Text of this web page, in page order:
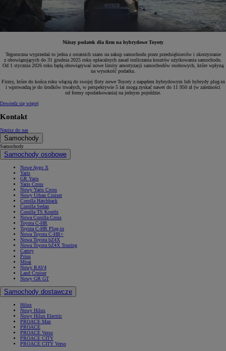
Niższy podatek dla firm na hybrydowe Toyoty
Tegoroczna wyprzedaż to jedna z ostatnich szans na zakup samochodu przez przedsiębiorców i skorzystanie
z obowiązujących do 31 grudnia 2025 roku opłacalnych zasad rozliczania kosztów użytkowania samochodu.
Od 1 stycznia 2026 roku będą obowiązywać nowe limity amortyzacji samochodów osobowych, które wpłyną
na wysokość podatku.
Firmy, które do końca roku włączą do swojej floty nowe Toyoty z napędem hybrydowym lub hybrydy plug-in
i wprowadzą je do środków trwałych, w perspektywie 5 lat mogą zyskać nawet do 11 950 zł (w zależności
od formy opodatkowania) na jednym pojeździe.
Dowiedz się więcej
Kontakt
Napisz do nas
Samochody
Samochody
Samochody osobowe
Nowe Aygo X
Yaris
GR Yaris
Yaris Cross
Nowy Yaris Cross
Nowy Urban Cruiser
Corolla Hatchback
Corolla Sedan
Corolla TS Kombi
Nowa Corolla Cross
Toyota C-HR
Toyota C-HR Plug-in
Nowa Toyota C-HR+
Nowa Toyota bZ4X
Nowa Toyota bZ4X Touring
Camry
Prius
Mirai
Nowy RAV4
Land Cruiser
Nowy GR GT
Samochody dostawcze
Hilux
Nowy Hilux
Nowy Hilux Electric
PROACE Max
PROACE
PROACE Verso
PROACE CITY
PROACE CITY Verso